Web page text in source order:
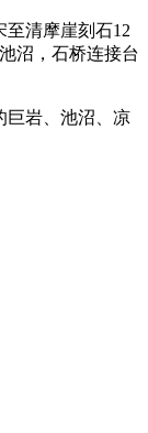
至清摩崖刻石12
沼，石桥连接台
巨岩、池沼、凉